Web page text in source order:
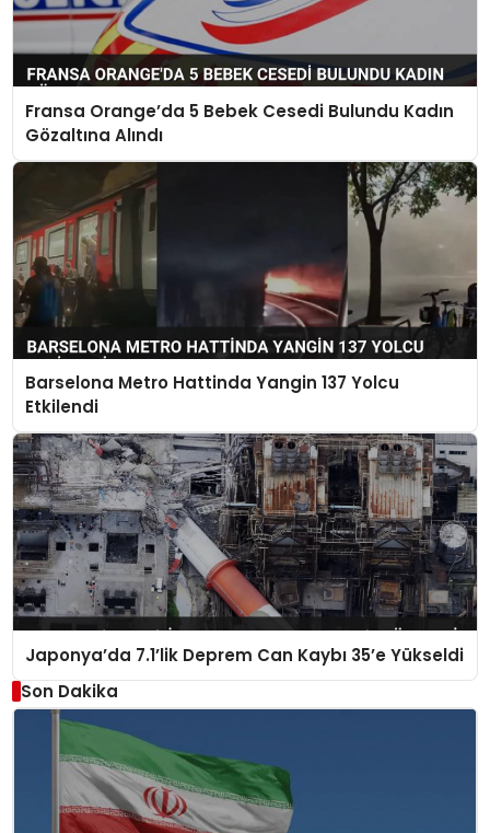
Fransa Orange’da 5 Bebek Cesedi Bulundu Kadın
Gözaltına Alındı
Barselona Metro Hattinda Yangin 137 Yolcu
Etkilendi
Japonya’da 7.1’lik Deprem Can Kaybı 35’e Yükseldi
Son Dakika